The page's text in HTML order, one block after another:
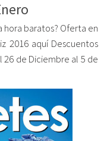
hora baratos? Oferta en
2016 aquí Descuentos
26 de Diciembre al 5 de